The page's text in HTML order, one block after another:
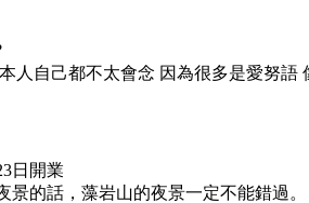
人自己都不太會念 因為很多是愛努語
日開業
景的話，藻岩山的夜景一定不能錯過